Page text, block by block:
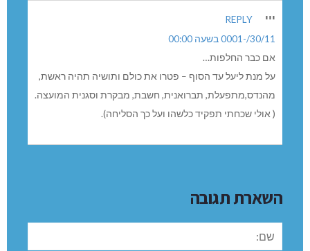
ייי
REPLY
30/11/-0001 בשעה 00:00
אם כבר החלפות…
על מנת ליעל עד הסוף – פטרו את כולם ותושיה תהיה ראשת,
מהנדס,מתפעלת, תברואנית, חשבת, מבקרת וסגנית המועצה.
( אולי שכחתי תפקיד כלשהו ועל כך הסליחה).
השארת תגובה
שם: